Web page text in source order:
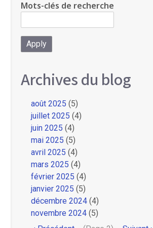
Mots-clés de recherche
Archives du blog
août 2025 (5)
juillet 2025 (4)
juin 2025 (4)
mai 2025 (5)
avril 2025 (4)
mars 2025 (4)
février 2025 (4)
janvier 2025 (5)
décembre 2024(4)
novembre 2024(5)